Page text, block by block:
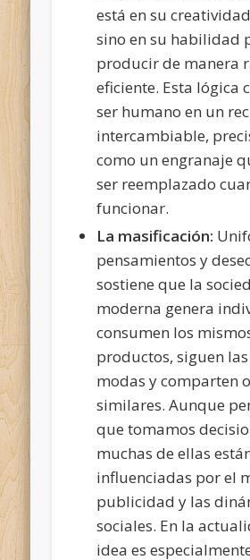
está en su
sino en su habilidad
producir de manera
eficiente. Esta lógica
ser humano en un
intercambiable,
como un engranaje
ser reemplazado
funcionar.
La masificación:
pensamientos y
sostiene que la
moderna genera
consumen los
productos, siguen
modas y comparten
similares. Aunque
que tomamos
muchas de ellas
influenciadas por el
publicidad y las
sociales. En la
idea es